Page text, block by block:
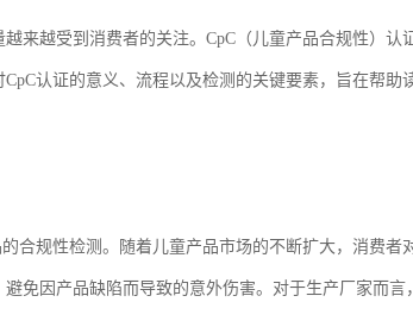
来越受到消费者的关注。CpC（儿童产品合规性）
认证的意义、流程以及检测的关键要素，旨在帮助
合规性检测。随着儿童产品市场的不断扩大，消费者
免因产品缺陷而导致的意外伤害。对于生产厂家而